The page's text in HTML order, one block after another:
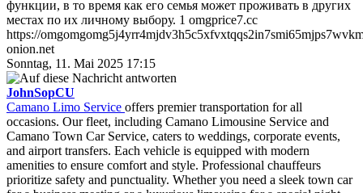
функции, в то время как его семья может проживать в других
местах по их личному выбору. 1 omgprice7.cc
https://
onion.net
Sonntag, 11. Mai 2025 17:15
JohnSopCU
Camano Limo Service offers premier transportation for all
occasions. Our fleet, including Camano Limousine Service and
Camano Town Car Service, caters to weddings, corporate events,
and airport transfers. Each vehicle is equipped with modern
amenities to ensure comfort and style. Professional chauffeurs
prioritize safety and punctuality. Whether you need a sleek town car